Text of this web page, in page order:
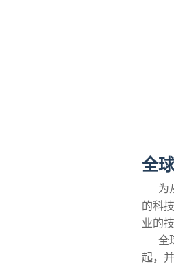
全
为从
的科
业的
全球
起，